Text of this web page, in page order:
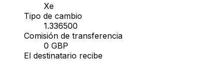
Xe
Tipo de cambio
1.336500
Comisión de transferencia
0 GBP
El destinatario recibe